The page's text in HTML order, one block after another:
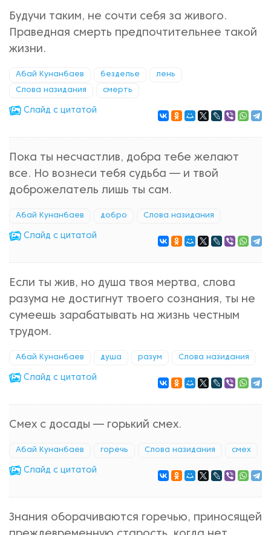
Будучи таким, не сочти себя за живого.
Праведная смерть предпочтительнее такой
жизни.
Абай Кунанбаев безделье лень
Слова назидания смерть
Cлайд с цитатой
Пока ты несчастлив, добра тебе желают
все. Но вознеси тебя судьба — и твой
доброжелатель лишь ты сам.
Абай Кунанбаев добро Слова назидания
Cлайд с цитатой
Если ты жив, но душа твоя мертва, слова
разума не достигнут твоего сознания, ты не
сумеешь зарабатывать на жизнь честным
трудом.
Абай Кунанбаев душа разум Слова назидания
Cлайд с цитатой
Смех с досады — горький смех.
Абай Кунанбаев горечь Слова назидания смех
Cлайд с цитатой
Знания оборачиваются горечью, приносящей